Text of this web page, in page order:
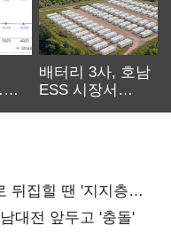
배터리 3사, 호남
ESS 시장서
뒤집힐 땐 '지지층
대전 앞두고 '충돌'